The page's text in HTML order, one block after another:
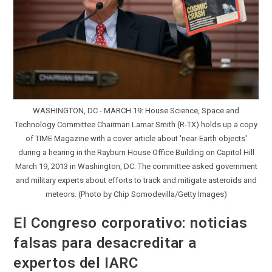
WASHINGTON, DC - MARCH 19: House Science, Space and
Technology Committee Chairman Lamar Smith (R-TX) holds up a copy
of TIME Magazine with a cover article about 'near-Earth objects'
during a hearing in the Rayburn House Office Building on Capitol Hill
March 19, 2013 in Washington, DC. The committee asked government
and military experts about efforts to track and mitigate asteroids and
meteors. (Photo by Chip Somodevilla/Getty Images)
El Congreso corporativo: noticias
falsas para desacreditar a
expertos del IARC